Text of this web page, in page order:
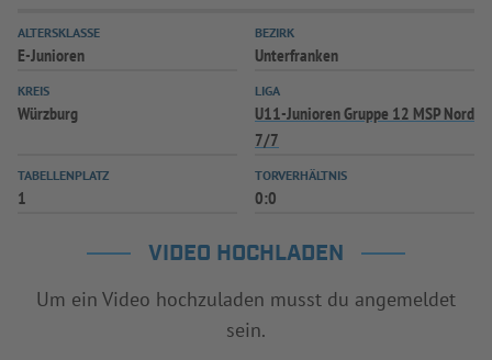
ALTERSKLASSE
E-Junioren
BEZIRK
Unterfranken
KREIS
Würzburg
LIGA
U11-Junioren Gruppe 12 MSP Nord
7/7
TABELLENPLATZ
1
TORVERHÄLTNIS
0:0
VIDEO HOCHLADEN
Um ein Video hochzuladen musst du angemeldet
sein.